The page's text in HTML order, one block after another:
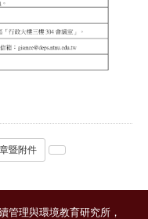
暨附件
管理與環境教育研究所，